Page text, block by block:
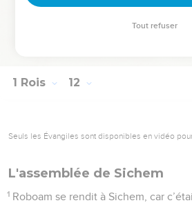
© Société biblique française – Bibli’O, 1997, avec
1 Rois 12
Seuls les Évangiles sont disponibles en vidéo
L'assemblée de Sichem
1 Roboam se rendit à Sichem, car
Tout refuser